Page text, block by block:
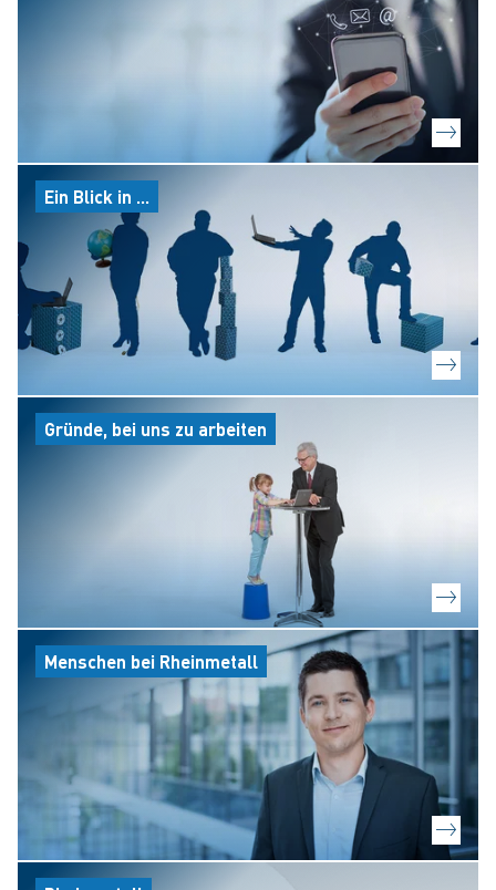
Ein Blick in ...
Gründe, bei uns zu arbeiten
Menschen bei Rheinmetall